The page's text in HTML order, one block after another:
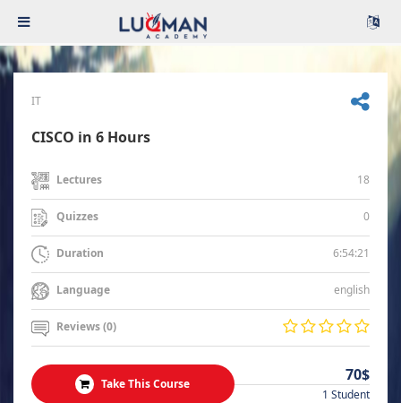
IT
CISCO in 6 Hours
Lectures 18
Quizzes 0
Duration 6:54:21
Language english
Reviews (0)
Take This Course 70$
1 Student